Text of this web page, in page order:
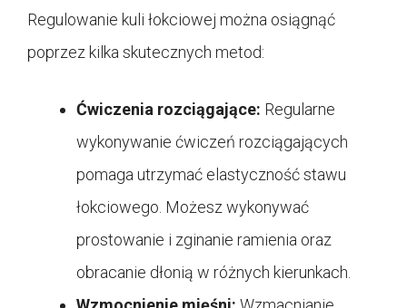
Regulowanie kuli łokciowej można osiągnąć
poprzez kilka skutecznych metod:
Ćwiczenia rozciągające: Regularne
wykonywanie ćwiczeń rozciągających
pomaga utrzymać elastyczność stawu
łokciowego. Możesz wykonywać
prostowanie i zginanie ramienia oraz
obracanie dłonią w różnych kierunkach.